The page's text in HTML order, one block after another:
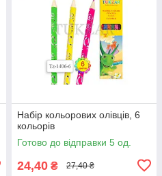
Набір кольорових олівців, 6
кольорів
Готово до відправки 5 од.
24,40 ₴ 27,40 ₴